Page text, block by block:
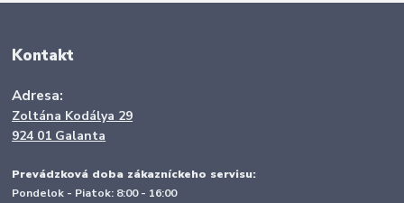
Kontakt
Adresa:
Zoltána Kodálya 29
924 01 Galanta
Prevádzková doba zákazníckeho servisu:
Pondelok - Piatok: 8:00 - 16:00